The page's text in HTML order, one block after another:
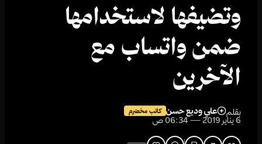
وتضيفها لاستخدامها
ضمن واتساب مع
الآخرين
بقلم علي وديع حسن كاتب مخضرم
6 يناير 2019 — 06:34 ص